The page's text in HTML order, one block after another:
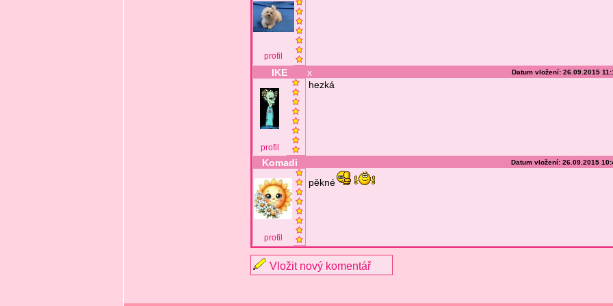
profil
IKE x Datum vložení: 26.09.2015
profil
hezká
Komadi Datum vložení: 26.09.2015
profil
pěkné
Vložit nový komentář